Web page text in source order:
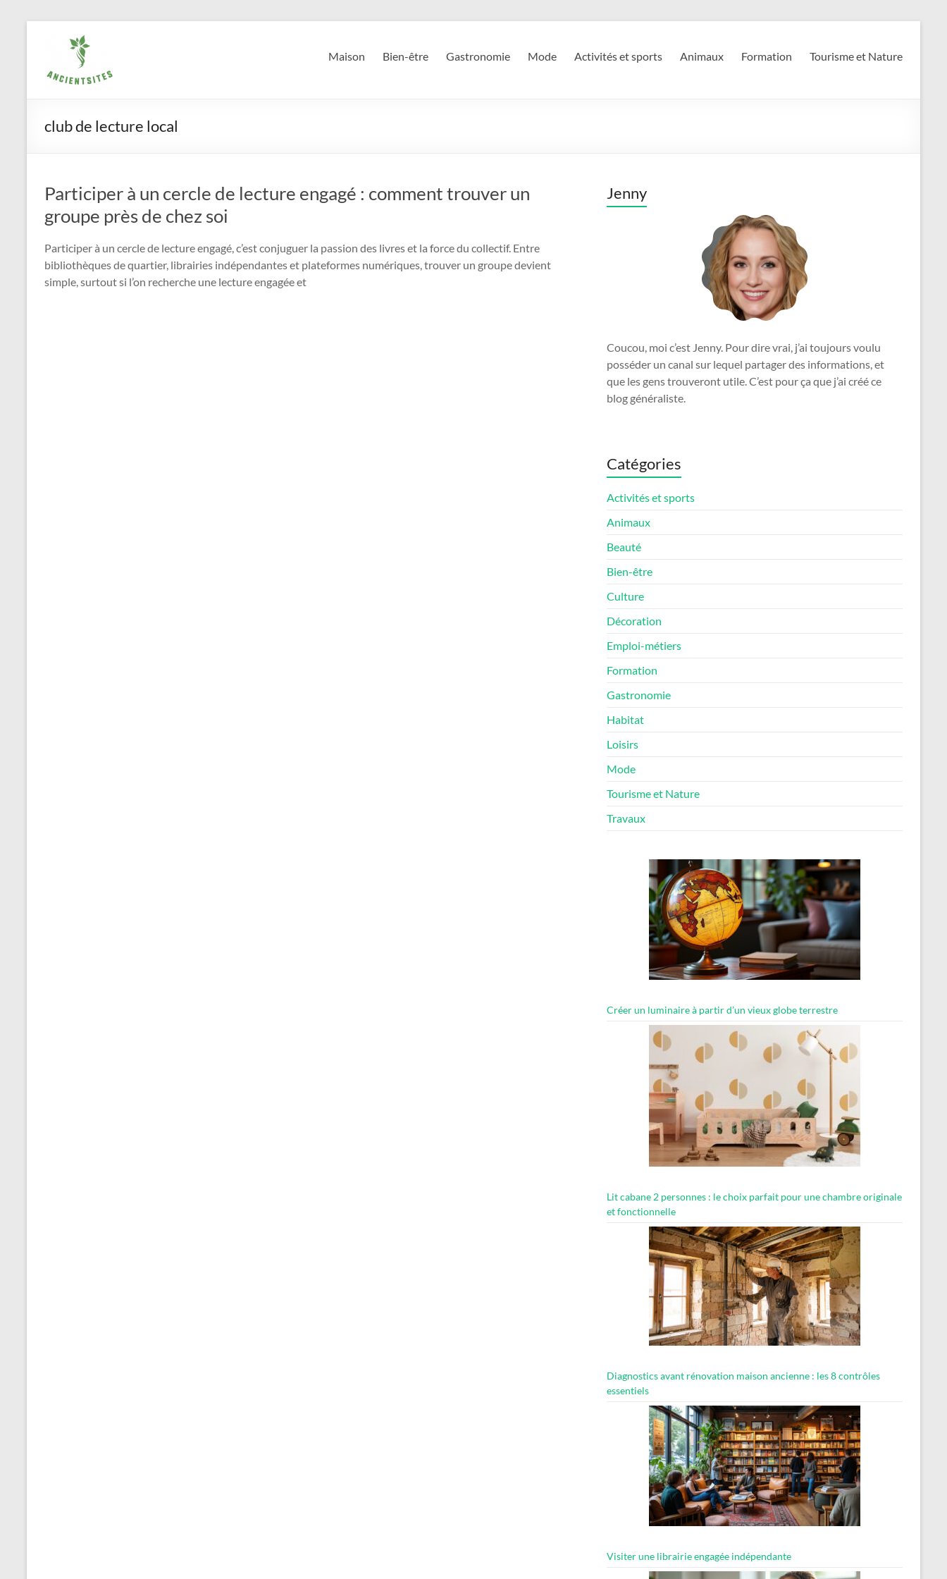
ancientsites.eu Maison Bien-être Gastronomie Mode Activités et sports Animaux Formation Tourisme et Nature
club de lecture local
Participer à un cercle de lecture engagé : comment trouver un
groupe près de chez soi
Participer à un cercle de lecture engagé, c’est conjuguer la passion des livres et la force du collectif. Entre
bibliothèques de quartier, librairies indépendantes et plateformes numériques, trouver un groupe devient
simple, surtout si l’on recherche une lecture engagée et
Jenny
Coucou, moi c’est Jenny. Pour dire vrai, j’ai toujours voulu
posséder un canal sur lequel partager des informations, et
que les gens trouveront utile. C’est pour ça que j’ai créé ce
blog généraliste.
Catégories
Activités et sports
Animaux
Beauté
Bien-être
Culture
Décoration
Emploi-métiers
Formation
Gastronomie
Habitat
Loisirs
Mode
Tourisme et Nature
Travaux
Créer un luminaire à partir d’un vieux globe terrestre
Lit cabane 2 personnes : le choix parfait pour une chambre originale
et fonctionnelle
Diagnostics avant rénovation maison ancienne : les 8 contrôles
essentiels
Visiter une librairie engagée indépendante